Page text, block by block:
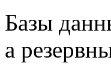
Базы
а